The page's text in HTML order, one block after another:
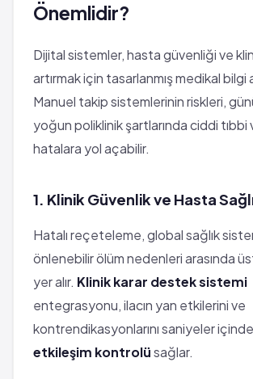
Önemlidir?
Dijital sistemler, hasta güvenliği ve
artırmak için tasarlanmış medikal bilgi
Manuel takip sistemlerinin riskleri,
yoğun poliklinik şartlarında ciddi tıbbi
hatalara yol açabilir.
1. Klinik Güvenlik ve Hasta
Hatalı reçeteleme, global sağlık
önlenebilir ölüm nedenleri arasında
yer alır. Klinik karar destek sistemi
entegrasyonu, ilacın yan etkilerini ve
kontrendikasyonlarını saniyeler
etkileşim kontrolüsağlar.